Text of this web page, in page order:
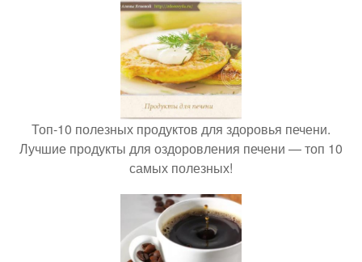
Топ-10 полезных продуктов для здоровья печени.
Лучшие продукты для оздоровления печени — топ 10
самых полезных!